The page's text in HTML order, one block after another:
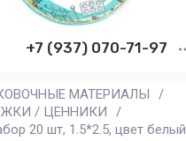
+7 (937) 070-71-97
МАТЕРИАЛЫ
/
/ ЦЕННИКИ
/
20 шт, 1.5*2.5, цвет белый